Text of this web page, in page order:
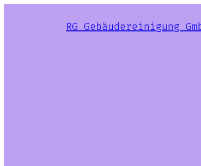
RG Gebäudereinigung